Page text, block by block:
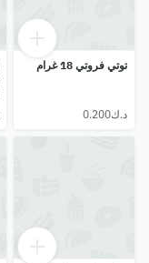
توتي فروتي 18 غرام